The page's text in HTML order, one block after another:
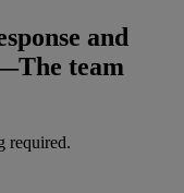
and
team
required.